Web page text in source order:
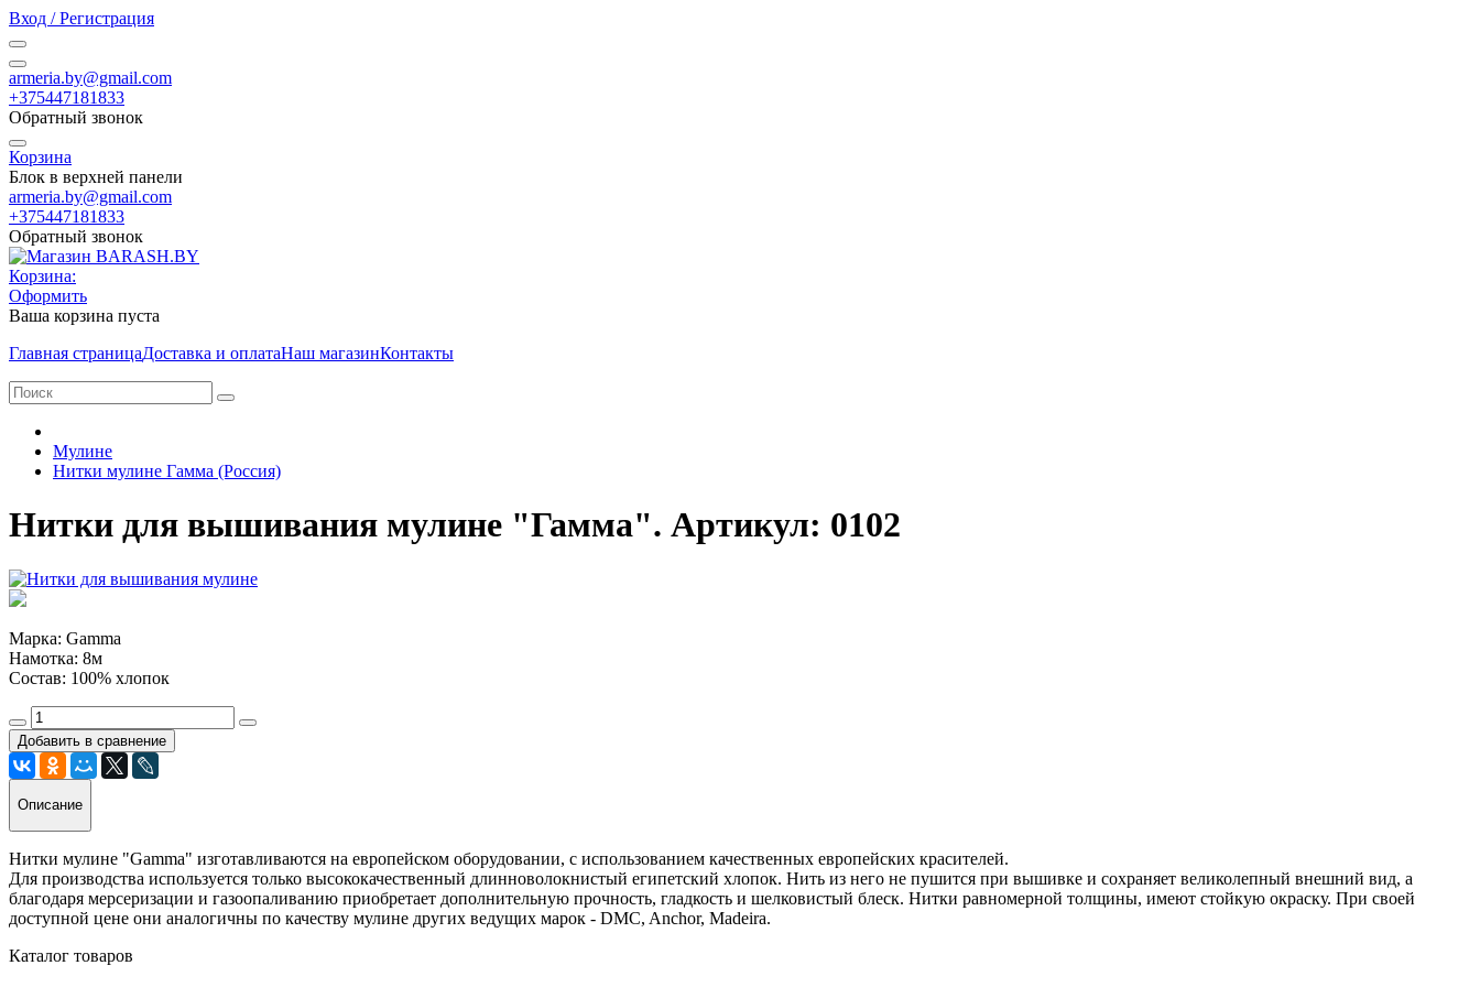
Вход / Регистрация
armeria.by@gmail.com
+375447181833
Обратный звонок
Корзина
Блок в верхней панели
armeria.by@gmail.com
+375447181833
Обратный звонок
Корзина:
Оформить
Ваша корзина пуста
Главная страницаДоставка и оплатаНаш магазинКонтакты
Мулине
Нитки мулине Гамма (Россия)
Нитки для вышивания мулине "Гамма". Артикул: 0102
Марка: Gamma
Намотка: 8м
Состав: 100% хлопок
Добавить в сравнение
Описание
Нитки мулине "Gamma" изготавливаются на европейском оборудовании, с использованием качественных европейских красителей.
Для производства используется только высококачественный длинноволокнистый египетский хлопок. Нить из него не пушится при вышивке и сохраняет великолепный внешний вид, а
благодаря мерсеризации и газоопаливанию приобретает дополнительную прочность, гладкость и шелковистый блеск. Нитки равномерной толщины, имеют стойкую окраску. При своей
доступной цене они аналогичны по качеству мулине других ведущих марок - DMC, Anchor, Madeira.
Каталог товаров